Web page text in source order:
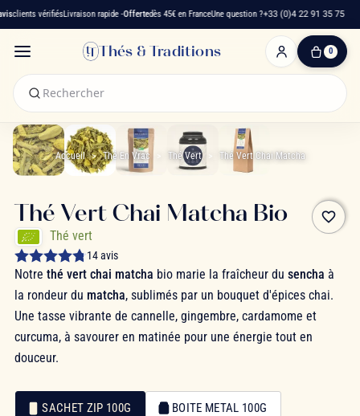
clients vérifiésLivraison rapide -Offertedès 45€ en FranceUne question ?+33 (0)4 22 91 35 75
Thés & Traditions 0
0
panier
Accueil Thé En Vrac Thé Vert Thé Vert Chai Matcha
favorite_border
Thé Vert Chai Matcha Bio
Thé vert
14 avis
Notre thé vert chai matcha bio marie la fraîcheur du sencha à
la rondeur du matcha, sublimés par un bouquet d'épices chai.
Une tasse vibrante de cannelle, gingembre, cardamome et
curcuma, à savourer en matinée pour une énergie tout en
douceur.
SACHET ZIP 100G BOITE METAL 100G